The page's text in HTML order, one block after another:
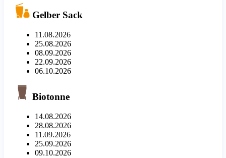
Gelber Sack
11.08.2026
25.08.2026
08.09.2026
22.09.2026
06.10.2026
Biotonne
14.08.2026
28.08.2026
11.09.2026
25.09.2026
09.10.2026